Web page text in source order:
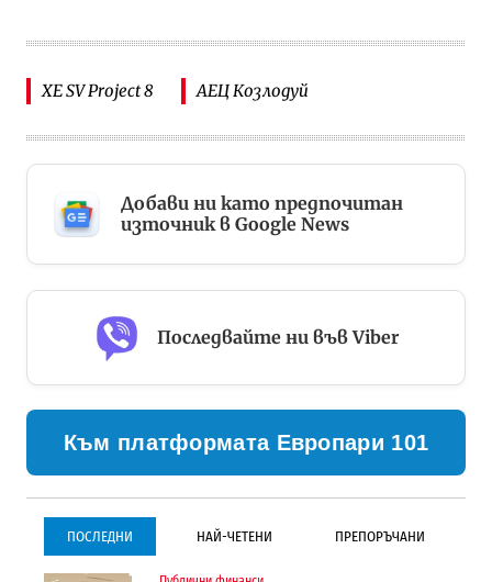
XE SV Project 8 АЕЦ Козлодуй
Добави ни като предпочитан
източник в Google News
Последвайте ни във Viber
Към платформата Европари 101
ПОСЛЕДНИ НАЙ-ЧЕТЕНИ ПРЕПОРЪЧАНИ